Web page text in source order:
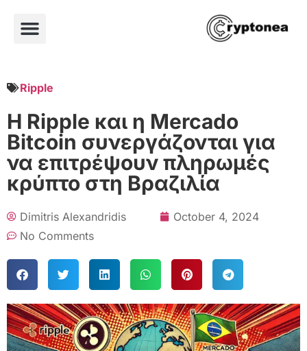
Ripple
Η Ripple και η Mercado
Bitcoin συνεργάζονται για
να επιτρέψουν πληρωμές
κρύπτο στη Βραζιλία
Dimitris Alexandridis
October 4, 2024
No Comments